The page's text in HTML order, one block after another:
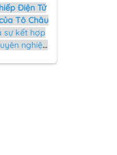
Điện Tử
Tô Châu
sự kết hợp
nghiệp